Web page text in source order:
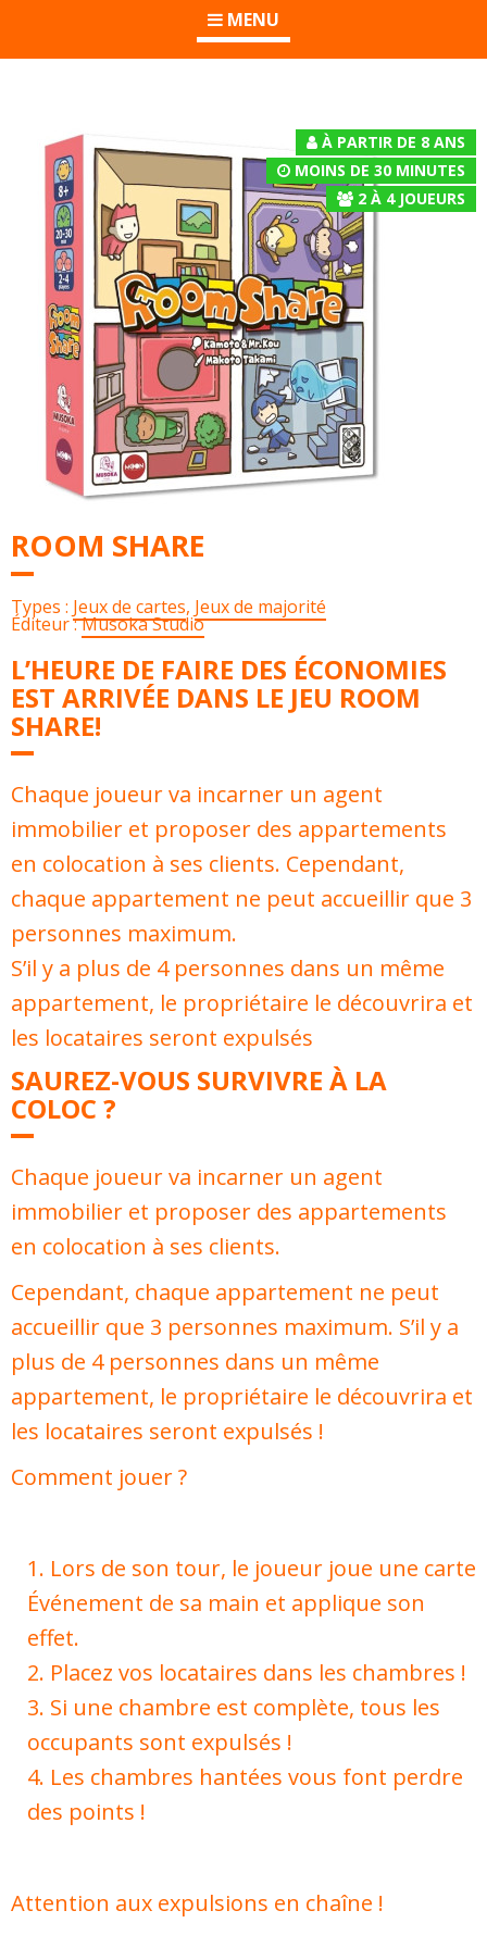
MENU
À PARTIR DE 8 ANS
MOINS DE 30 MINUTES
2 À 4JOUEURS
ROOM SHARE
Types : Jeux de cartes, Jeux de majorité
Éditeur :Musoka Studio
L’HEURE DE FAIRE DES ÉCONOMIES
EST ARRIVÉE DANS LE JEU ROOM
SHARE!
Chaque joueur va incarner un agent
immobilier et proposer des appartements
en colocation à ses clients. Cependant,
chaque appartement ne peut accueillir que 3
personnes maximum.
S’il y a plus de 4 personnes dans un même
appartement, le propriétaire le découvrira et
les locataires seront expulsés
SAUREZ-VOUS SURVIVRE À LA
COLOC ?
Chaque joueur va incarner un agent
immobilier et proposer des appartements
en colocation à ses clients.
Cependant, chaque appartement ne peut
accueillir que 3 personnes maximum. S’il y a
plus de 4 personnes dans un même
appartement, le propriétaire le découvrira et
les locataires seront expulsés !
Comment jouer ?
Lors de son tour, le joueur joue une carte
Événement de sa main et applique son
effet.
Placez vos locataires dans les chambres !
Si une chambre est complète, tous les
occupants sont expulsés !
Les chambres hantées vous font perdre
des points !
Attention aux expulsions en chaîne !